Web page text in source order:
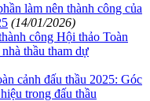
làm nên thành công của
(14/01/2026)
công Hội thảo Toàn
thầu tham dự
cảnh đấu thầu 2025: Góc
trong đấu thầu